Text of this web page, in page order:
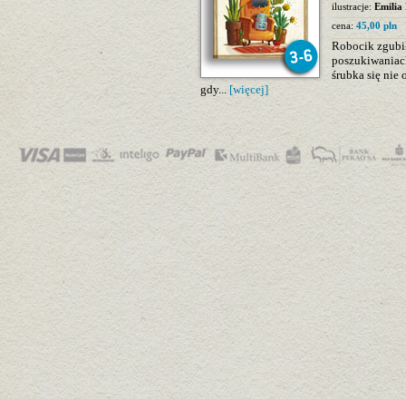
ilustracje: Emilia
cena: 45,00 pln
Robocik
śrubka się nie
gdy... [więcej]